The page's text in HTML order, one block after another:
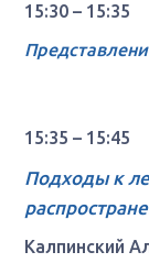
15:30 – 15:35
15:35 – 15:45
Подходы к
Калпинский